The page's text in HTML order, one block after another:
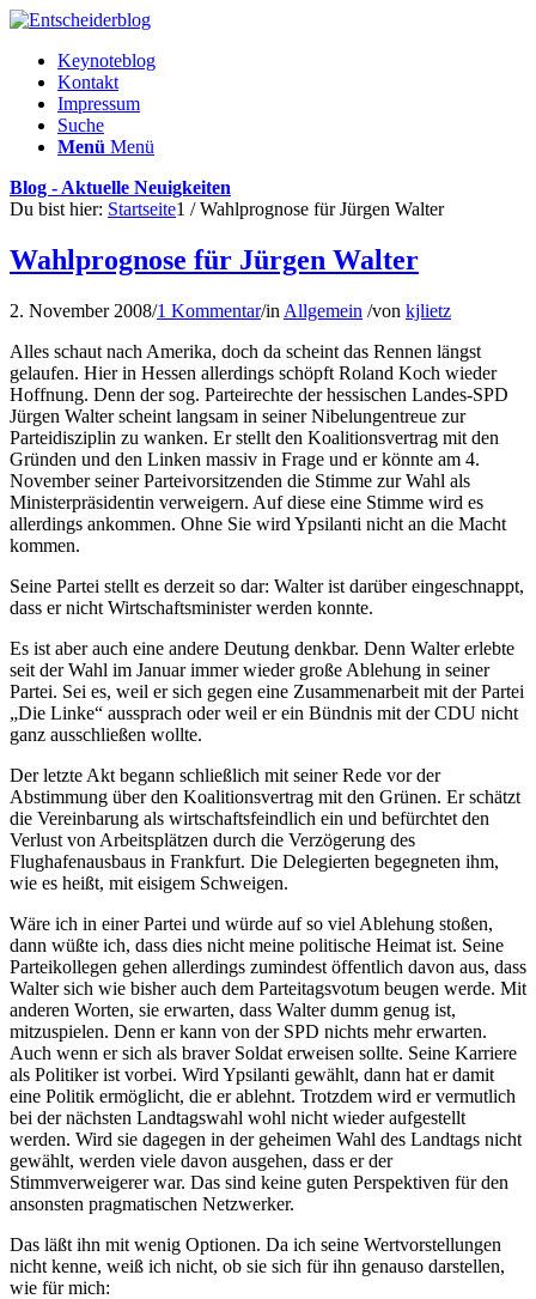
Keynoteblog
Kontakt
Impressum
Suche
Menü Menü
Blog - Aktuelle Neuigkeiten
Du bist hier: Startseite1 / Wahlprognose für Jürgen Walter
Wahlprognose für Jürgen Walter
2. November 2008/1 Kommentar/in Allgemein /von kjlietz
Alles schaut nach Amerika, doch da scheint das Rennen längst
gelaufen. Hier in Hessen allerdings schöpft Roland Koch wieder
Hoffnung. Denn der sog. Parteirechte der hessischen Landes-SPD
Jürgen Walter scheint langsam in seiner Nibelungentreue zur
Parteidisziplin zu wanken. Er stellt den Koalitionsvertrag mit den
Gründen und den Linken massiv in Frage und er könnte am 4.
November seiner Parteivorsitzenden die Stimme zur Wahl als
Ministerpräsidentin verweigern. Auf diese eine Stimme wird es
allerdings ankommen. Ohne Sie wird Ypsilanti nicht an die Macht
kommen.
Seine Partei stellt es derzeit so dar: Walter ist darüber eingeschnappt,
dass er nicht Wirtschaftsminister werden konnte.
Es ist aber auch eine andere Deutung denkbar. Denn Walter erlebte
seit der Wahl im Januar immer wieder große Ablehung in seiner
Partei. Sei es, weil er sich gegen eine Zusammenarbeit mit der Partei
„Die Linke“ aussprach oder weil er ein Bündnis mit der CDU nicht
ganz ausschließen wollte.
Der letzte Akt begann schließlich mit seiner Rede vor der
Abstimmung über den Koalitionsvertrag mit den Grünen. Er schätzt
die Vereinbarung als wirtschaftsfeindlich ein und befürchtet den
Verlust von Arbeitsplätzen durch die Verzögerung des
Flughafenausbaus in Frankfurt. Die Delegierten begegneten ihm,
wie es heißt, mit eisigem Schweigen.
Wäre ich in einer Partei und würde auf so viel Ablehung stoßen,
dann wüßte ich, dass dies nicht meine politische Heimat ist. Seine
Parteikollegen gehen allerdings zumindest öffentlich davon aus, dass
Walter sich wie bisher auch dem Parteitagsvotum beugen werde. Mit
anderen Worten, sie erwarten, dass Walter dumm genug ist,
mitzuspielen. Denn er kann von der SPD nichts mehr erwarten.
Auch wenn er sich als braver Soldat erweisen sollte. Seine Karriere
als Politiker ist vorbei. Wird Ypsilanti gewählt, dann hat er damit
eine Politik ermöglicht, die er ablehnt. Trotzdem wird er vermutlich
bei der nächsten Landtagswahl wohl nicht wieder aufgestellt
werden. Wird sie dagegen in der geheimen Wahl des Landtags nicht
gewählt, werden viele davon ausgehen, dass er der
Stimmverweigerer war. Das sind keine guten Perspektiven für den
ansonsten pragmatischen Netzwerker.
Das läßt ihn mit wenig Optionen. Da ich seine Wertvorstellungen
nicht kenne, weiß ich nicht, ob sie sich für ihn genauso darstellen,
wie für mich: